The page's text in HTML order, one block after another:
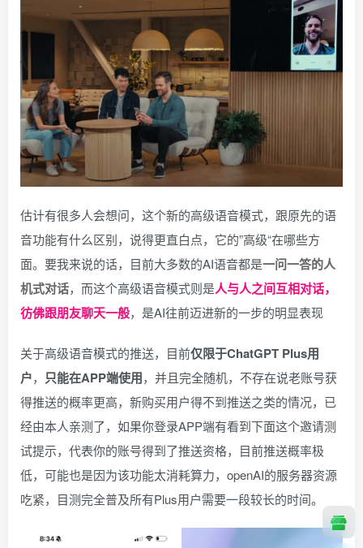
估计有很多人会想问，这个新的高级语音模式，跟原先的语
音功能有什么区别，说得更直白点，它的”高级“在哪些方
面。要我来说的话，目前大多数的AI语音都是一问一答的人
机式对话，而这个高级语音模式则是人与人之间互相对话，
彷佛跟朋友聊天一般，是AI往前迈进新的一步的明显表现
关于高级语音模式的推送，目前仅限于ChatGPT Plus用
户， 只能在APP端使用，并且完全随机，不存在说老账号获
得推送的概率更高，新购买用户得不到推送之类的情况，已
经由本人亲测了，如果你登录APP端有看到下面这个邀请测
试提示，代表你的账号得到了推送资格，目前推送概率极
低，可能也是因为该功能太消耗算力，openAI的服务器资源
吃紧，目测完全普及所有Plus用户需要一段较长的时间。